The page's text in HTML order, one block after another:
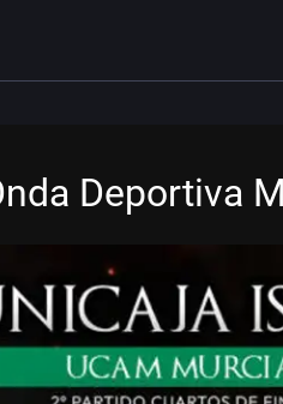
Deportiva